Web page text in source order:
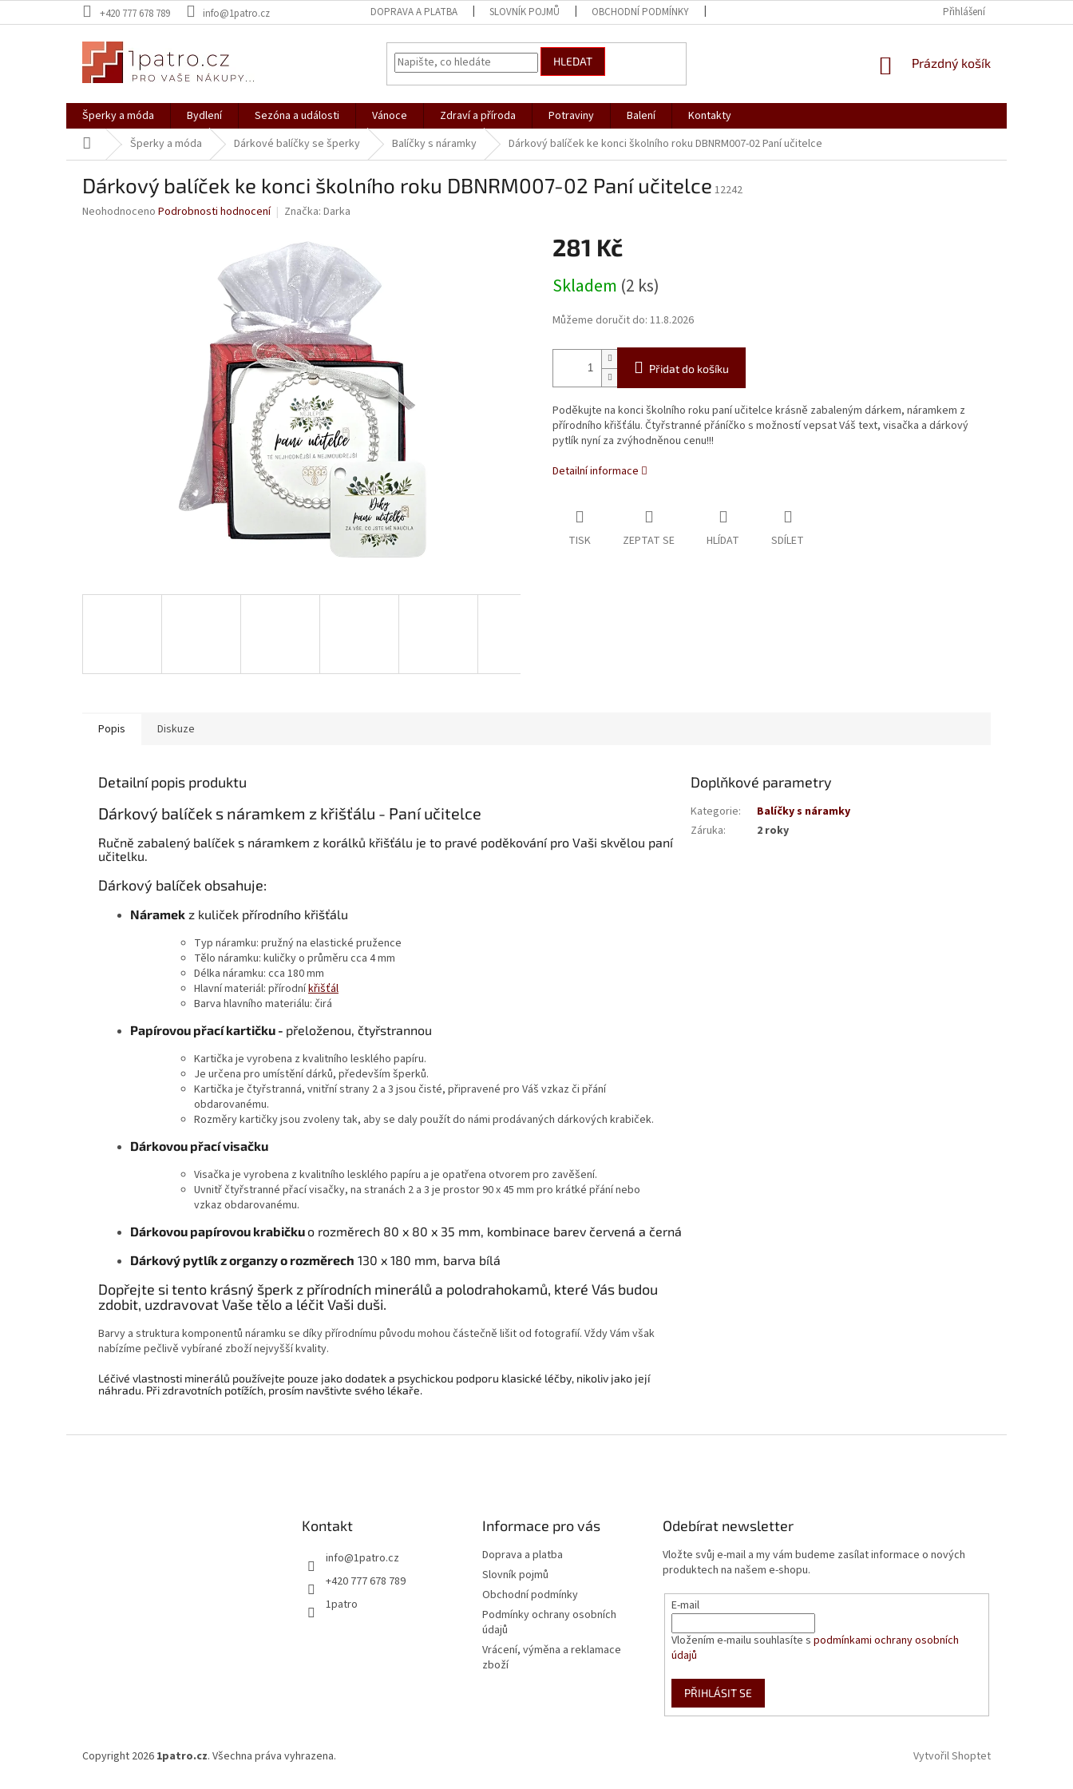
na
+420 777 678 789 info@1patro.cz DOPRAVA A PLATBA SLOVNÍK POJMŮ OBCHODNÍ PODMÍNKY VRÁCENÍ, VÝMĚNA A
Přihlášení
HLEDAT
NÁKUPNÍ
Prázdný košík
Šperky a móda Bydlení Sezóna a události Vánoce Zdraví a příroda Potraviny Balení
Kontakty
Domů Šperky a móda Dárkové balíčky se šperky Balíčky s náramky Dárkový balíček ke konci školního roku DBNRM007-02 Paní učitelce
Dárkový balíček ke konci školního roku DBNRM007-02 Paní učitelce 12242
Průměrné
Neohodnoceno Podrobnosti hodnocení Značka: Darka
281 Kč
cena:
Skladem (2 ks)
Můžeme doručit do: 11.8.2026
Přidat do košíku
Poděkujte na konci školního roku paní učitelce krásně zabaleným dárkem, náramkem z
přírodního křišťálu. Čtyřstranné přáníčko s možností vepsat Váš text, visačka a dárkový
pytlík nyní za zvýhodněnou cenu!!!
Detailní informace
TISK ZEPTAT SE HLÍDAT SDÍLET
Popis Diskuze
Detailní popis produktu
Dárkový balíček s náramkem z křišťálu - Paní učitelce
Ručně zabalený balíček s náramkem z korálků křišťálu je to pravé poděkování pro Vaši skvělou paní
učitelku.
Dárkový balíček obsahuje:
Náramek z kuliček přírodního křišťálu
Typ náramku: pružný na elastické pružence
Tělo náramku: kuličky o průměru cca 4 mm
Délka náramku: cca 180 mm
Hlavní materiál: přírodníkřišťál
Barva hlavního materiálu: čirá
Papírovou přací kartičku - přeloženou, čtyřstrannou
Kartička je vyrobena z kvalitního lesklého papíru.
Je určena pro umístění dárků, především šperků.
Kartička je čtyřstranná, vnitřní strany 2 a 3 jsou čisté, připravené pro Váš vzkaz či přání
obdarovanému.
Rozměry kartičky jsou zvoleny tak, aby se daly použít do námi prodávaných dárkových krabiček.
Dárkovou přací visačku
Visačka je vyrobena z kvalitního lesklého papíru a je opatřena otvorem pro zavěšení.
Uvnitř čtyřstranné přací visačky, na stranách 2 a 3 je prostor 90 x 45 mm pro krátké přání nebo
vzkaz obdarovanému.
Dárkovou papírovou krabičku o rozměrech 80 x 80 x 35 mm, kombinace barev červená a černá
Dárkový pytlík z organzy o rozměrech 130 x 180 mm, barva bílá
Dopřejte si tento krásný šperk z přírodních minerálů a polodrahokamů, které Vás budou
zdobit, uzdravovat Vaše tělo a léčit Vaši duši.
Barvy a struktura komponentů náramku se díky přírodnímu původu mohou částečně lišit od fotografií. Vždy Vám však
nabízíme pečlivě vybírané zboží nejvyšší kvality.
Léčivé vlastnosti minerálů používejte pouze jako dodatek a psychickou podporu klasické léčby, nikoliv jako její
náhradu. Při zdravotních potížích, prosím navštivte svého lékaře.
Doplňkové parametry
Kategorie:
Balíčky s náramky
Záruka: 2 roky
Kontakt
info@1patro.cz
+420 777 678 789
1patro
Informace pro vás
Doprava a platba
Slovník pojmů
Obchodní podmínky
Podmínky ochrany osobních
údajů
Vrácení, výměna a reklamace
zboží
Odebírat newsletter
Vložte svůj e-mail a my vám budeme zasílat informace o nových
produktech na našem e-shopu.
E-mail
Vložením e-mailu souhlasíte spodmínkami ochrany osobních
údajů
PŘIHLÁSIT SE
Vytvořil Shoptet
Copyright 2026 1patro.cz. Všechna práva vyhrazena.